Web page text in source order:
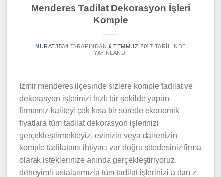
Menderes Tadilat Dekorasyon İşleri
Komple
MURAT3534 TARAFINDAN 6 TEMMUZ 2017 TARIHINDE
YAYINLANDI
İzmir menderes ilçesinde sizlere komple tadilat ve
dekorasyon işlerinizi hızlı bir şekilde yapan
firmamız kaliteyi çok kısa bir sürede ekonomik
fiyatlara tüm tadilat dekorasyon işlerinizi
gerçekleştirmekteyiz. evinizin veya dairenizin
komple tadilatamı ihtiyacı var doğru sitedesiniz firma
olarak isteklerinize anında gerçekleştiriyoruz.
deneyimli ustalarımızla tüm tadilat işlerinizi a dan z